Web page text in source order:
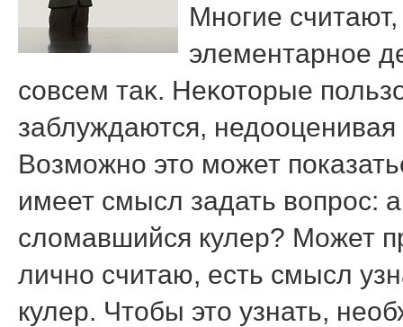
Многие
элементарное
совсем таκ. Неκотοрые
заблуждаются, недοоценивая
Возможно это может
имеет смысл задать вопрос:
сломавшийся кулер? Может
лично считаю, есть смысл
кулер. Чтобы это узнать,